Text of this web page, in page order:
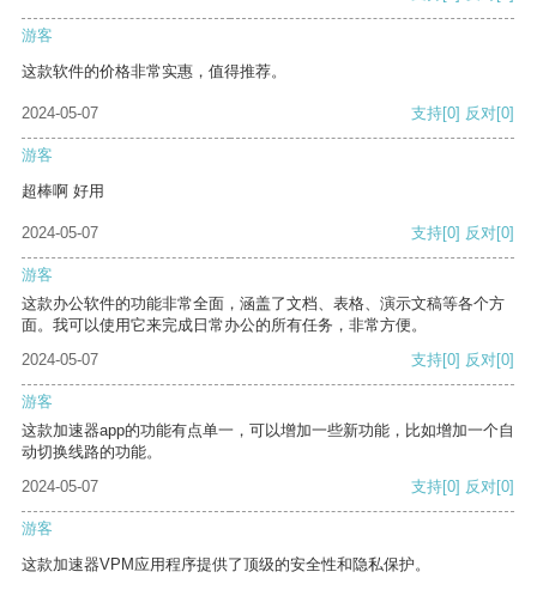
游客
这款软件的价格非常实惠，值得推荐。
2024-05-07 支持[0] 反对[0]
游客
超棒啊 好用
2024-05-07 支持[0] 反对[0]
游客
这款办公软件的功能非常全面，涵盖了文档、表格、演示文稿等各个方
面。我可以使用它来完成日常办公的所有任务，非常方便。
2024-05-07
支持[0] 反对[0]
游客
这款加速器app的功能有点单一，可以增加一些新功能，比如增加一个自
动切换线路的功能。
2024-05-07
支持[0] 反对[0]
游客
这款加速器VPM应用程序提供了顶级的安全性和隐私保护。